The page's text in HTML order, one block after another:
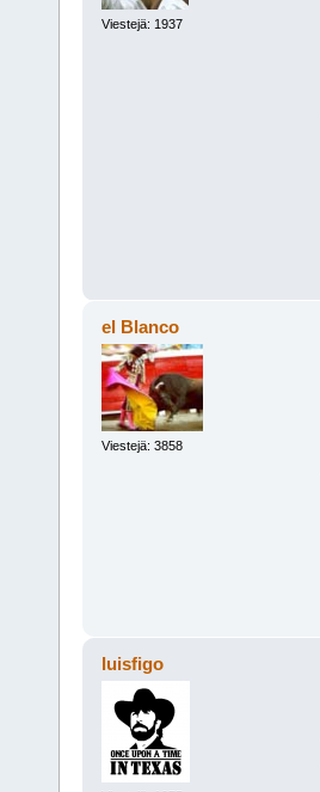
Viestejä: 1937
el Blanco
Viestejä: 3858
luisfigo